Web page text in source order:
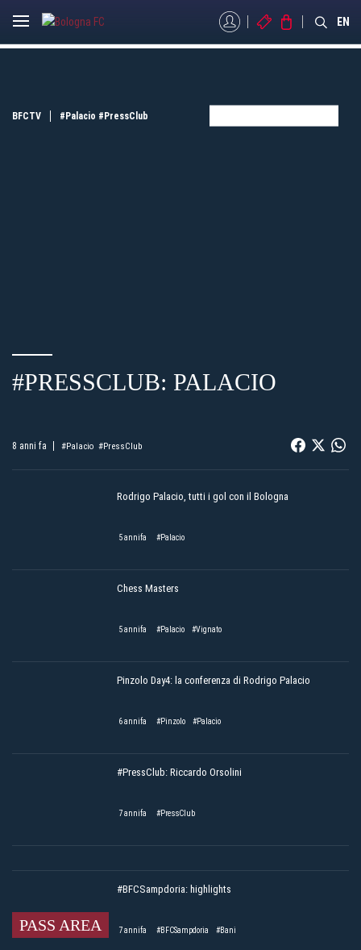
MYBFCBIGLIETTI
STORE EN
BFCTV #Palacio #PressClub
#PRESSCLUB: PALACIO
8 anni fa #Palacio #PressClub
Rodrigo Palacio, tutti i gol con il Bologna
5 annifa #Palacio
Chess Masters
5 annifa #Palacio #Vignato
Pinzolo Day4: la conferenza di Rodrigo Palacio
6 annifa #Pinzolo #Palacio
#PressClub: Riccardo Orsolini
7 annifa #PressClub
PASS AREA
#BFCSampdoria: highlights
7 annifa #BFCSampdoria #Bani